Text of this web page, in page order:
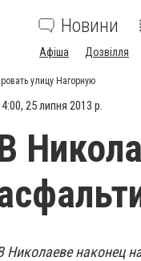
Новини
Афіша Дозвілля
улицу Нагорную
25 липня 2013 р.
Николаеве наконец